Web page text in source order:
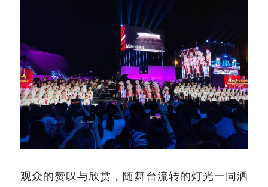
观众的赞叹与欣赏，随舞台流转的灯光一同洒